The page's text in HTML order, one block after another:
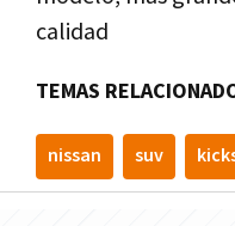
calidad
TEMAS
nissan suv